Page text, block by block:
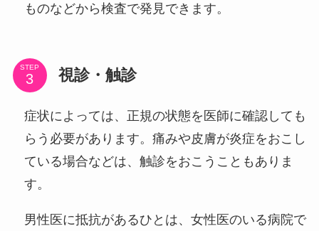
ものなどから検査で発見できます。
STEP 視診・触診
症状によっては、正規の状態を医師に確認しても
らう必要があります。痛みや皮膚が炎症をおこし
ている場合などは、触診をおこうこともありま
す。
男性医に抵抗があるひとは、女性医のいる病院で